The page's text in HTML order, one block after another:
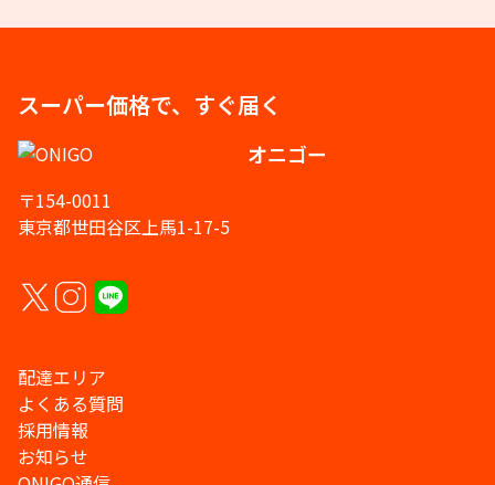
スーパー価格で、すぐ届く
オニゴー
〒154-0011
東京都世田谷区上馬1-17-5
配達エリア
よくある質問
採用情報
お知らせ